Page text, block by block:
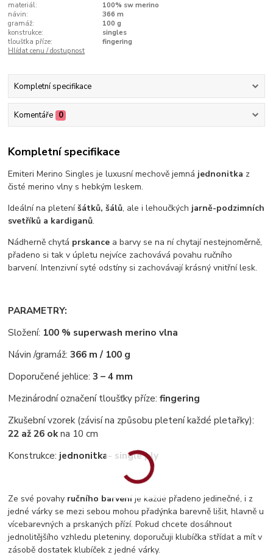
materiál:
100% sw merino
návin:
366 m
gramáž:
100 g
konstrukce:
singles
tloušťka příze:
fingering
Hlídat cenu / dostupnost
Kompletní specifikace
Komentáře 0
Kompletní specifikace
Emiteri Merino Singles je luxusní mechově jemná jednonitka z
čisté merino vlny s hebkým leskem.
Ideální na pleteníšátků, šálů, ale i lehoučkých jarně-podzimních
svetříků a kardiganů.
Nádherně chytá prskance a barvy se na ní chytají nestejnoměrně,
přadeno si tak v úpletu nejvíce zachovává povahu ručního
barvení. Intenzivní syté odstíny si zachovávají krásný vnitřní lesk.
PARAMETRY:
Složení: 100 % superwash merino vlna
Návin /gramáž: 366 m / 100 g
Doporučené jehlice:3 – 4 mm
Mezinárodní označení tloušťky příze:fingering
Zkušební vzorek (závisí na způsobu pletení každé pletařky):
22 až 26 okna 10 cm
Konstrukce: jednonitka- single ply
Ze své povahy ručního barveníje každé přadeno jedinečné, i z
jedné várky se mezi sebou mohou přadýnka barevně lišit, hlavně u
vícebarevných a prskaných přízí. Pokud chcete dosáhnout
jednolitějšího vzhledu pleteniny, doporučuji klubíčka střídat a mít v
zásobě dostatek klubíček z jedné várky.